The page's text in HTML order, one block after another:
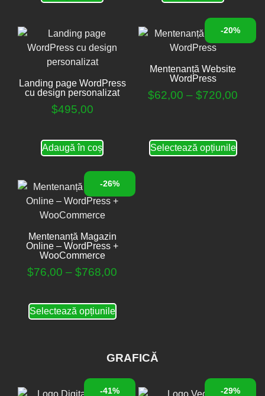
Landing page WordPress
cu design personalizat
$495,00
Adaugă în coș
-20%
Mentenanță Website
WordPress
$62,00 – $720,00
Selectează opțiunile
-26%
Mentenanță Magazin
Online – WordPress +
WooCommerce
$76,00 – $768,00
Selectează opțiunile
GRAFICĂ
-41% -29%